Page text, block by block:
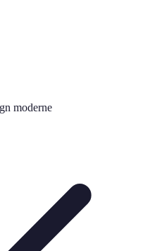
moderne